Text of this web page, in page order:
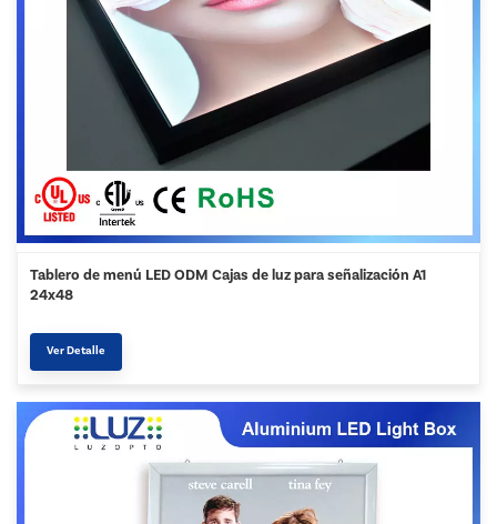
Tablero de menú LED ODM Cajas de luz para señalización A1
24x48
Ver Detalle